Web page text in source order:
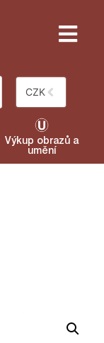
CZK
Výkup obrazů a
umění